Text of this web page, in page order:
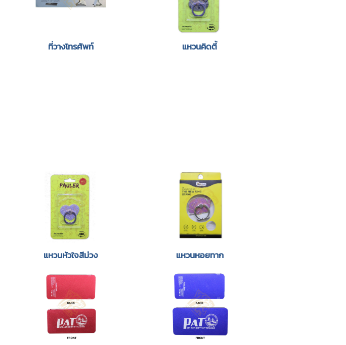
ที่วางโทรศัพท์ แหวนคิดตี้
แหวนหัวใจสีม่วง แหวนหอยทาก